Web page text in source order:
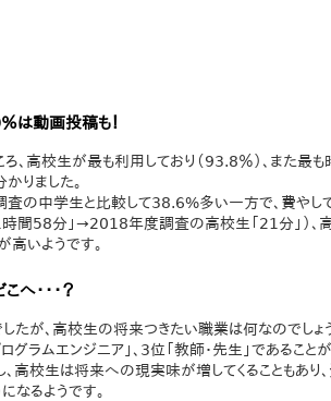
動画投稿も！
高校生が最も利用しており（93.8％）、また最も
りました。
査の中学生と比較して38.6%多い一方で、費やし
間58分」→2018年度調査の高校生「21分」）、
いようです。
・・・？
たが、高校生の将来つきたい職業は何なのでしょ
グラムエンジニア」、3位「教師・先生」であること
校生は将来への現実味が増してくることもあり
なるようです。